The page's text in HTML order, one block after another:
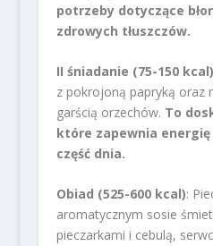
potrzeby dotyczące
zdrowych tłuszczów.
II śniadanie (75-150 kcal)
z pokrojoną papryką oraz
garścią orzechów. To
które zapewnia
część dnia.
Obiad (525-600 kcal):
aromatycznym sosie
pieczarkami i cebulą,